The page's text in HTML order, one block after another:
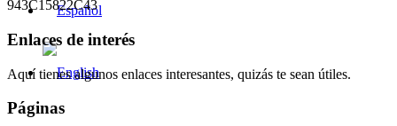
943C15822C43
Enlaces de interés
Aquí tienes algunos enlaces interesantes, quizás te sean útiles.
Páginas